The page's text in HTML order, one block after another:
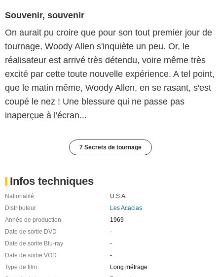
Souvenir, souvenir
On aurait pu croire que pour son tout premier jour de
tournage, Woody Allen s'inquiète un peu. Or, le
réalisateur est arrivé très détendu, voire même très
excité par cette toute nouvelle expérience. A tel point,
que le matin même, Woody Allen, en se rasant, s'est
coupé le nez ! Une blessure qui ne passe pas
inaperçue à l'écran...
7 Secrets de tournage
Infos techniques
Nationalité
U.S.A.
Distributeur
Les Acacias
Année de production
1969
Date de sortie DVD
-
Date de sortie Blu-ray
-
Date de sortie VOD
-
Type de film
Long métrage